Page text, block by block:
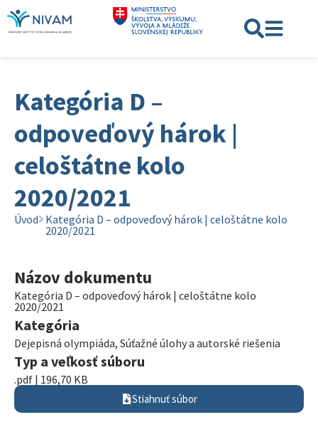
Kategória D –
odpoveďový hárok |
celoštátne kolo
2020/2021
Úvod Kategória D – odpoveďový hárok | celoštátne kolo
2020/2021
Názov dokumentu
Kategória D – odpoveďový hárok | celoštátne kolo
2020/2021
Kategória
Dejepisná olympiáda, Súťažné úlohy a autorské riešenia
Typ a veľkosť súboru
.pdf | 196,70 KB
Stiahnuť súbor